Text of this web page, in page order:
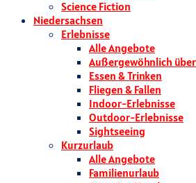
Science Fiction
Niedersachsen
Erlebnisse
Alle Angebote
Außergewöhnlich
Essen & Trinken
Fliegen & Fallen
Indoor-Erlebnisse
Outdoor-Erlebnisse
Sightseeing
Kurzurlaub
Alle Angebote
Familienurlaub